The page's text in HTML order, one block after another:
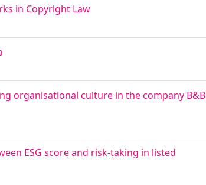
in Copyright Law
organisational culture in the company B&B
ESG score and risk-taking in listed